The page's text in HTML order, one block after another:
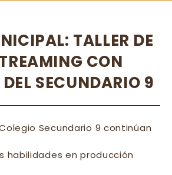
TALLER DE
CON
SECUNDARIO 9
Secundario 9 continúan
habilidades en producción